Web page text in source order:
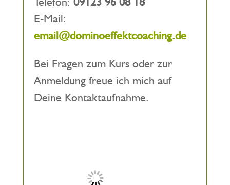
E-Mail:
email@dominoeffektcoaching.de
Bei Fragen zum Kurs oder zur
Anmeldung freue ich mich auf
Deine Kontaktaufnahme.